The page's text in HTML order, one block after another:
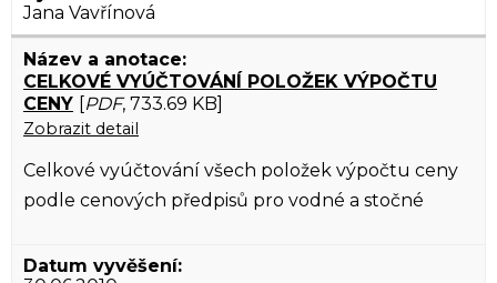
Jana Vavřínová
CELKOVÉ VYÚČTOVÁNÍ POLOŽEK VÝPOČTU
CENY [PDF, 733.69 KB]
Zobrazit detail
Celkové vyúčtování všech položek výpočtu ceny
podle cenových předpisů pro vodné a stočné